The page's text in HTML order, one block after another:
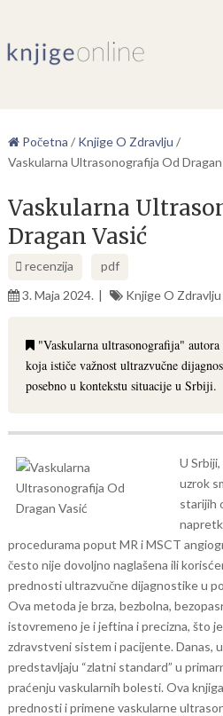
Početna / Knjige O Zdravlju /
Vaskularna Ultrasonografija Od Dragan
Vaskularna
Dragan Vasić
recenzija
pdf
3. Maja 2024.
Knjige O Zdravlju
"Vaskularna ultrasonografija" autora
koja ističe važnost ultrazvučne
posebno u kontekstu situacije u Srbiji.
U
uzrok
starijih
procedurama poput MR i MSCT
često nije dovoljno naglašena ili
prednosti ultrazvučne dijagnostike u
Ova metoda je brza, bezbolna,
istovremeno je i jeftina i precizna, što
zdravstveni sistem i pacijente. Danas,
predstavljaju “zlatni standard” u
praćenju vaskularnih bolesti. Ova
prednosti i primene vaskularne